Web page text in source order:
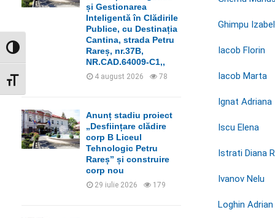
GLISOR NIVEL CONTRAST
GLISOR MĂRIME FONT
Ghimpu
Iacob Florin
Iacob Marta
Ignat Adriana
Iscu Elena
Istrati Diana
Ivanov Nelu
Loghin Adrian
H
și Gestionarea
Inteligentă în Clădirile
Publice, cu Destinația
Cantina, strada Petru
Rareș, nr.37B,
NR.CAD.64009-C1,,
4 august 2026 78
Anunț stadiu proiect
„Desființare clădire
corp B Liceul
Tehnologic Petru
Rareș” și construire
corp nou
29 iulie 2026 179